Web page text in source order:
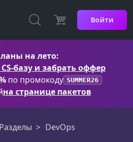
Войти
на лето:
базу и забрать оффер
по промокоду SUMMER26
на странице пакетов
Разделы DevOps